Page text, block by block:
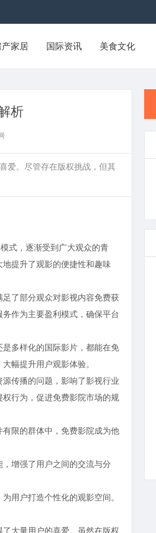
产家居 国际资讯 美食文化
析
爱。尽管存在版权挑战，但其
式，逐渐受到广大观众的青
提升了观影的便捷性和趣味
了部分观众对影视内容免费获
作为主要盈利模式，确保平台
多样化的国际影片，都能在免
幅提升用户观影体验。
传播的问题，影响了影视行业
行为，促进免费影院市场的规
限的群体中，免费影院成为他
增强了用户之间的交流与分
用户打造个性化的观影空间。
大量用户的喜爱。虽然在版权